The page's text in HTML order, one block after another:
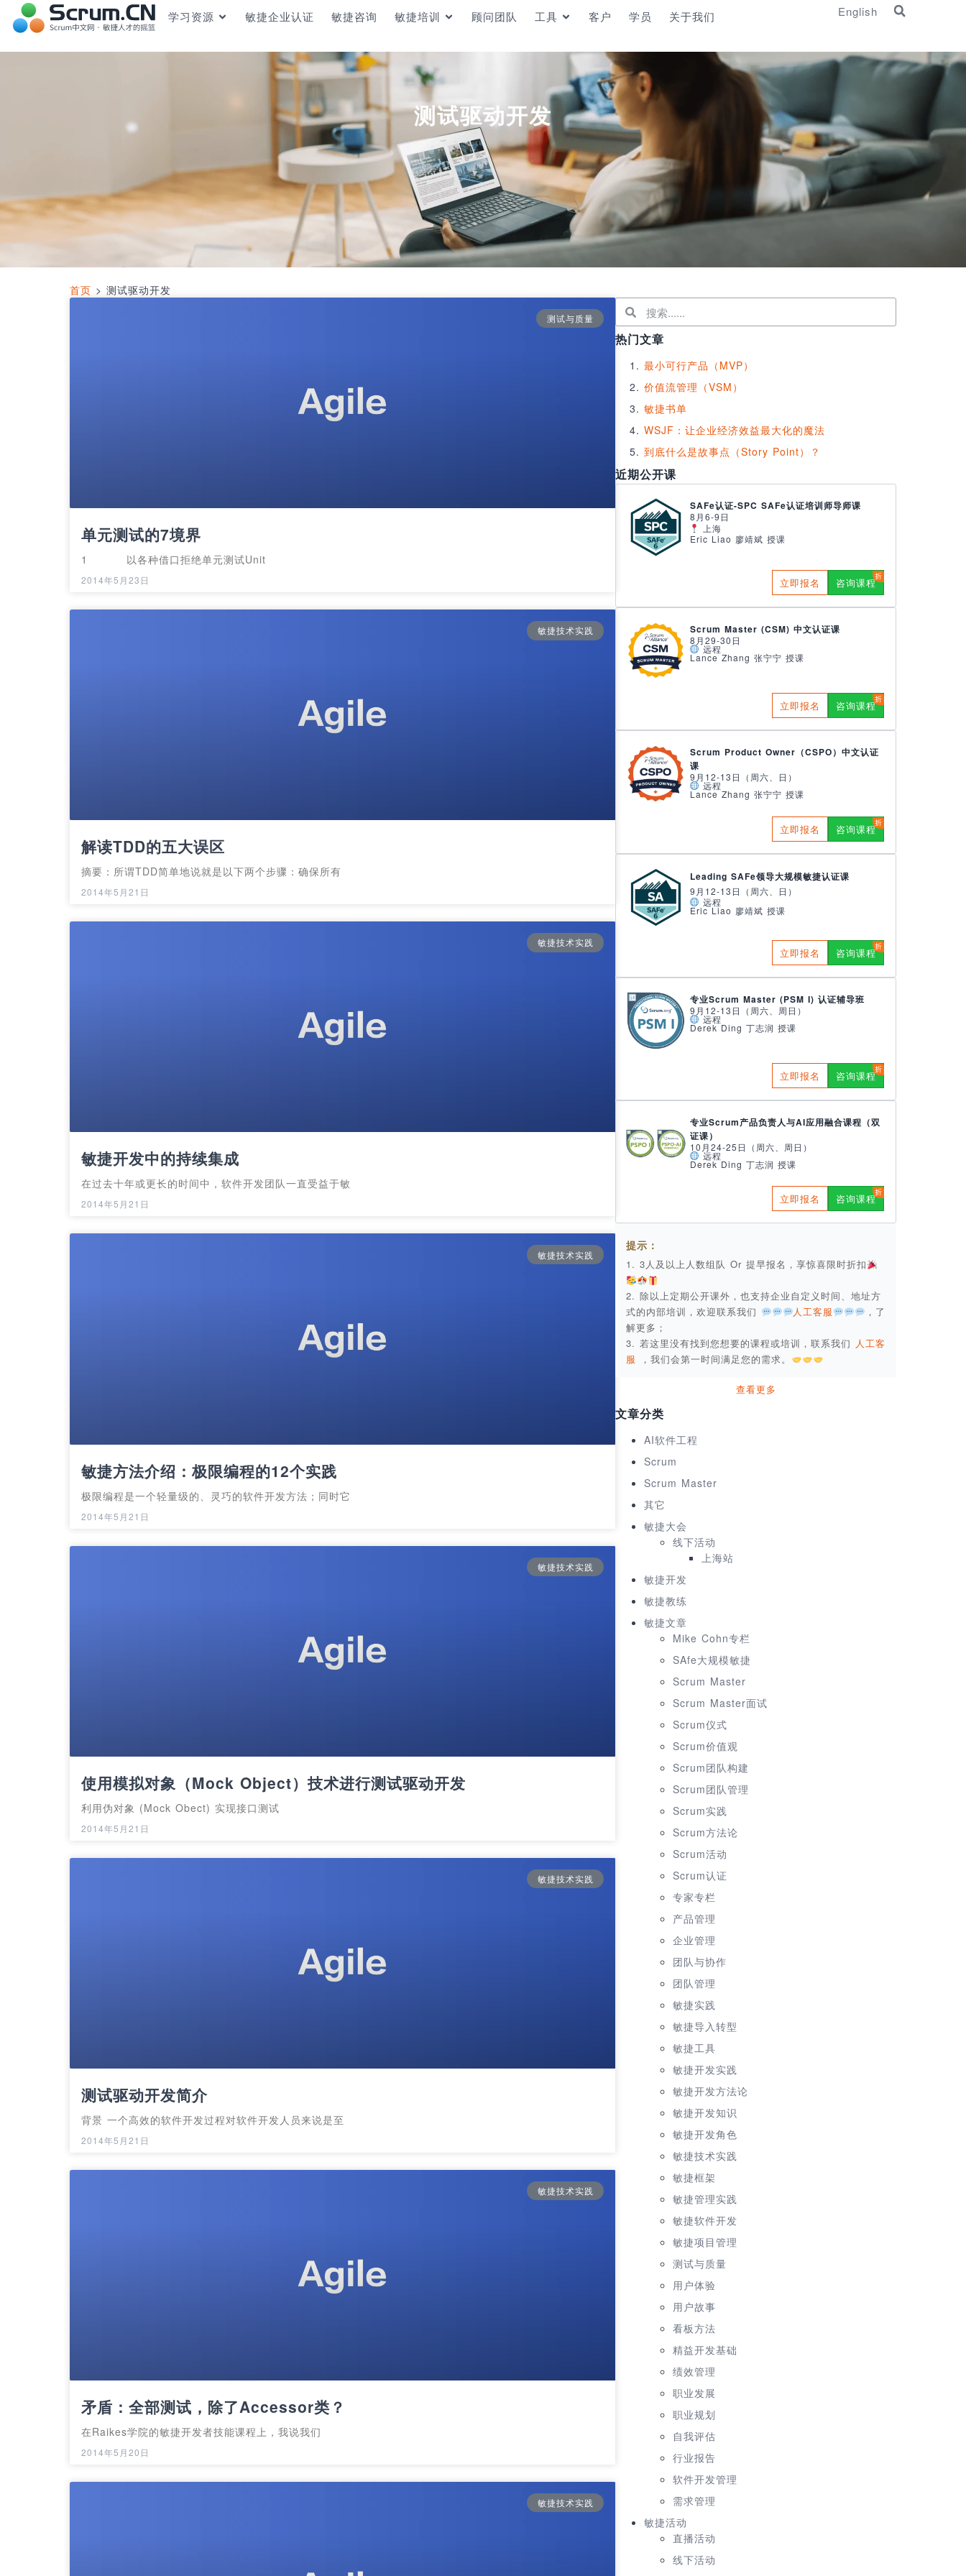
学习资源 敏捷企业认证 敏捷咨询 敏捷培训 顾问团队 工具 客户 学员 关于我们 English
测试驱动开发
首页 > 测试驱动开发
测试与质量
单元测试的7境界
1 以各种借口拒绝单元测试Unit
2014年5月23日
敏捷技术实践
解读TDD的五大误区
摘要：所谓TDD简单地说就是以下两个步骤：确保所有
2014年5月21日
敏捷技术实践
敏捷开发中的持续集成
在过去十年或更长的时间中，软件开发团队一直受益于敏
2014年5月21日
敏捷技术实践
敏捷方法介绍：极限编程的12个实践
极限编程是一个轻量级的、灵巧的软件开发方法；同时它
2014年5月21日
敏捷技术实践
使用模拟对象（Mock Object）技术进行测试驱动开发
利用伪对象 (Mock Obect) 实现接口测试
2014年5月21日
敏捷技术实践
测试驱动开发简介
背景 一个高效的软件开发过程对软件开发人员来说是至
2014年5月21日
敏捷技术实践
矛盾：全部测试，除了Accessor类？
在Raikes学院的敏捷开发者技能课程上，我说我们
2014年5月20日
敏捷技术实践
热门文章
最小可行产品（MVP）
价值流管理（VSM）
敏捷书单
WSJF：让企业经济效益最大化的魔法
到底什么是故事点（Story Point）？
近期公开课
SAFe认证-SPC SAFe认证培训师导师课
8月6-9日
上海
Eric Liao 廖靖斌 授课
立即报名 咨询课程
Scrum Master (CSM) 中文认证课
8月29-30日
远程
Lance Zhang 张宁宁 授课
立即报名 咨询课程
Scrum Product Owner（CSPO）中文认证
课
9月12-13日（周六、日）
远程
Lance Zhang 张宁宁 授课
立即报名 咨询课程
Leading SAFe领导大规模敏捷认证课
9月12-13日（周六、日）
远程
Eric Liao 廖靖斌 授课
立即报名 咨询课程
专业Scrum Master (PSM I) 认证辅导班
9月12-13日（周六、周日）
远程
Derek Ding 丁志润 授课
立即报名 咨询课程
专业Scrum产品负责人与AI应用融合课程（双
证课）
10月24-25日（周六、周日）
远程
Derek Ding 丁志润 授课
立即报名 咨询课程
提示：
1. 3人及以上人数组队 Or 提早报名，享惊喜限时折扣
2. 除以上定期公开课外，也支持企业自定义时间、地址方
式的内部培训，欢迎联系我们
人工客服
，了
解更多；
3. 若这里没有找到您想要的课程或培训，联系我们 人工客
服
，我们会第一时间满足您的需求。
查看更多
文章分类
AI软件工程
Scrum
Scrum Master
其它
敏捷大会
线下活动
上海站
敏捷开发
敏捷教练
敏捷文章
Mike Cohn专栏
SAfe大规模敏捷
Scrum Master
Scrum Master面试
Scrum仪式
Scrum价值观
Scrum团队构建
Scrum团队管理
Scrum实践
Scrum方法论
Scrum活动
Scrum认证
专家专栏
产品管理
企业管理
团队与协作
团队管理
敏捷实践
敏捷导入转型
敏捷工具
敏捷开发实践
敏捷开发方法论
敏捷开发知识
敏捷开发角色
敏捷技术实践
敏捷框架
敏捷管理实践
敏捷软件开发
敏捷项目管理
测试与质量
用户体验
用户故事
看板方法
精益开发基础
绩效管理
职业发展
职业规划
自我评估
行业报告
软件开发管理
需求管理
敏捷活动
直播活动
线下活动